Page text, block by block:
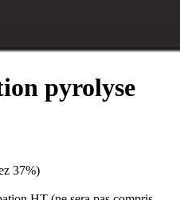
pyrolyse
37%)